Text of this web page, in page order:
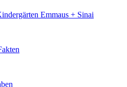
Emmaus + Sinai